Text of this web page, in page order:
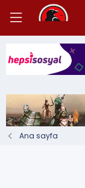
Ana sayfa